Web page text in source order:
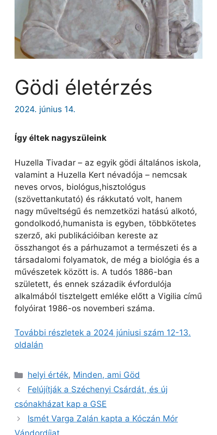
Gödi életérzés
2024. június 14.
Így éltek nagyszüleink
Huzella Tivadar – az egyik gödi általános iskola,
valamint a Huzella Kert névadója – nemcsak
neves orvos, biológus,hisztológus
(szövettankutató) és rákkutató volt, hanem
nagy műveltségű és nemzetközi hatású alkotó,
gondolkodó,humanista is egyben, többkötetes
szerző, aki publikációiban kereste az
összhangot és a párhuzamot a természeti és a
társadalomi folyamatok, de még a biológia és a
művészetek között is. A tudós 1886-ban
született, és ennek századik évfordulója
alkalmából tisztelgett emléke előtt a Vigilia című
folyóirat 1986-os novemberi száma.
További részletek a 2024 júniusi szám 12-13.
oldalán
Kategória
helyi érték, Minden, ami Göd
Felújítják a Széchenyi Csárdát, és új
csónakházat kap a GSE
Ismét Varga Zalán kapta a Kóczán Mór